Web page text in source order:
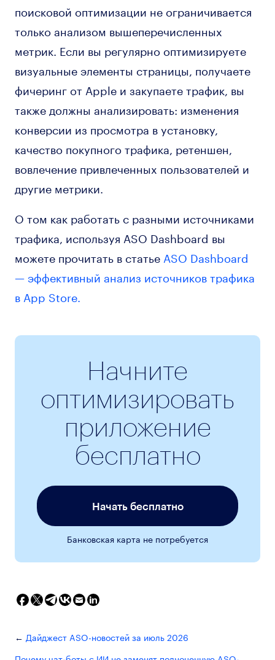
поисковой оптимизации не ограничивается
только анализом вышеперечисленных
метрик. Если вы регулярно оптимизируете
визуальные элементы страницы, получаете
фичеринг от Apple и закупаете трафик, вы
также должны анализировать: изменения
конверcии из просмотра в установку,
качество покупного трафика, ретеншен,
вовлечение привлеченных пользователей и
другие метрики.
О том как работать с разными источниками
трафика, используя ASO Dashboard вы
можете прочитать в статье ASO Dashboard
— эффективный анализ источников трафика
в App Store.
Начните
оптимизировать
приложение
бесплатно
Начать бесплатно
Банковская карта не потребуется
Дайджест ASO-новостей за июль 2026